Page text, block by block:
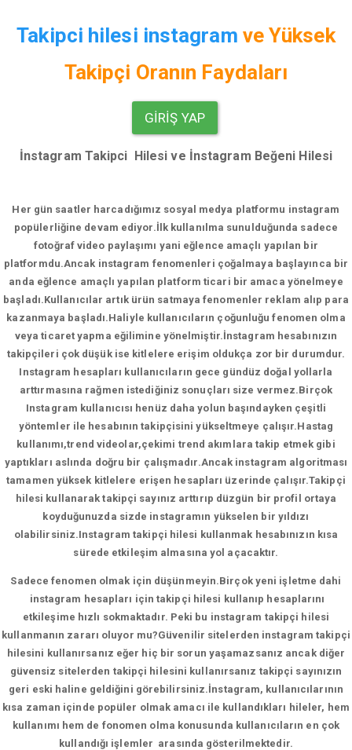
Takipci hilesi instagram veYüksek
Takipçi Oranın Faydaları
GIRIŞ YAP
İnstagram Takipci Hilesi ve İnstagram Beğeni Hilesi
Her gün saatler harcadığımız sosyal medya platformu instagram
popülerliğine devam ediyor.İlk kullanılma sunulduğunda sadece
fotoğraf video paylaşımı yani eğlence amaçlı yapılan bir
platformdu.Ancak instagram fenomenleri çoğalmaya başlayınca bir
anda eğlence amaçlı yapılan platform ticari bir amaca yönelmeye
başladı.Kullanıcılar artık ürün satmaya fenomenler reklam alıp para
kazanmaya başladı.Haliyle kullanıcıların çoğunluğu fenomen olma
veya ticaret yapma eğilimine yönelmiştir.İnstagram hesabınızın
takipçileri çok düşük ise kitlelere erişim oldukça zor bir durumdur.
Instagram hesapları kullanıcıların gece gündüz doğal yollarla
arttırmasına rağmen istediğiniz sonuçları size vermez.Birçok
Instagram kullanıcısı henüz daha yolun başındayken çeşitli
yöntemler ile hesabının takipçisini yükseltmeye çalışır.Hastag
kullanımı,trend videolar,çekimi trend akımlara takip etmek gibi
yaptıkları aslında doğru bir çalışmadır.Ancak instagram algoritması
tamamen yüksek kitlelere erişen hesapları üzerinde çalışır.Takipçi
hilesi kullanarak takipçi sayınız arttırıp düzgün bir profil ortaya
koyduğunuzda sizde instagramın yükselen bir yıldızı
olabilirsiniz.Instagram takipçi hilesi kullanmak hesabınızın kısa
sürede etkileşim almasına yol açacaktır.
Sadece fenomen olmak için düşünmeyin.Birçok yeni işletme dahi
instagram hesapları için takipçi hilesi kullanıp hesaplarını
etkileşime hızlı sokmaktadır. Peki bu instagram takipçi hilesi
kullanmanın zararı oluyor mu?Güvenilir sitelerden instagram takipçi
hilesini kullanırsanız eğer hiç bir sorun yaşamazsanız ancak diğer
güvensiz sitelerden takipçi hilesini kullanırsanız takipçi sayınızın
geri eski haline geldiğini görebilirsiniz.İnstagram, kullanıcılarının
kısa zaman içinde popüler olmak amacı ile kullandıkları hileler, hem
kullanımı hem de fonomen olma konusunda kullanıcıların en çok
kullandığı işlemler arasında gösterilmektedir.